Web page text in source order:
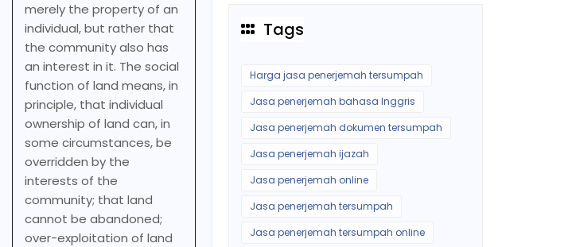
merely the property of an
individual, but rather that
the community also has
an interest in it. The social
function of land means, in
principle, that individual
ownership of land can, in
some circumstances, be
overridden by the
interests of the
community; that land
cannot be abandoned;
over-exploitation of land
Tags
Harga jasa penerjemah tersumpah
Jasa penerjemah bahasa Inggris
Jasa penerjemah dokumen tersumpah
Jasa penerjemah ijazah
Jasa penerjemah online
Jasa penerjemah tersumpah
Jasa penerjemah tersumpah online